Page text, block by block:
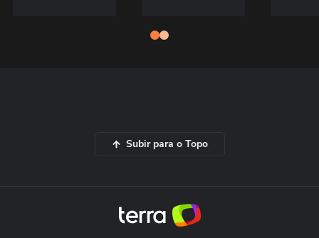
Subir para o Topo